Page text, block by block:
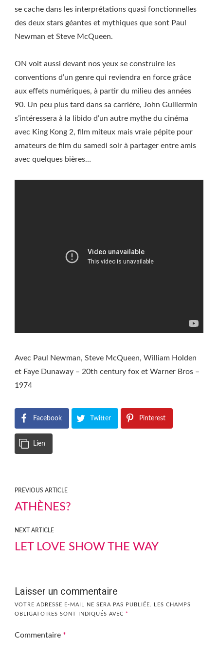
se cache dans les interprétations quasi fonctionnelles
des deux stars géantes et mythiques que sont Paul
Newman et Steve McQueen.
ON voit aussi devant nos yeux se construire les
conventions d’un genre qui reviendra en force grâce
aux effets numériques, à partir du milieu des années
90. Un peu plus tard dans sa carrière, John Guillermin
s’intéressera à la libido d’un autre mythe du cinéma
avec King Kong 2, film miteux mais vraie pépite pour
amateurs de film du samedi soir à partager entre amis
avec quelques bières…
Avec Paul Newman, Steve McQueen, William Holden
et Faye Dunaway – 20th century fox et Warner Bros –
1974
Facebook Twitter Pinterest
Lien
PREVIOUS ARTICLE
ATHÈNES?
NEXT ARTICLE
LET LOVE SHOW THE WAY
Laisser un commentaire
VOTRE ADRESSE E-MAIL NE SERA PAS PUBLIÉE.
LES CHAMPS
OBLIGATOIRES SONT INDIQUÉS AVEC *
Commentaire *